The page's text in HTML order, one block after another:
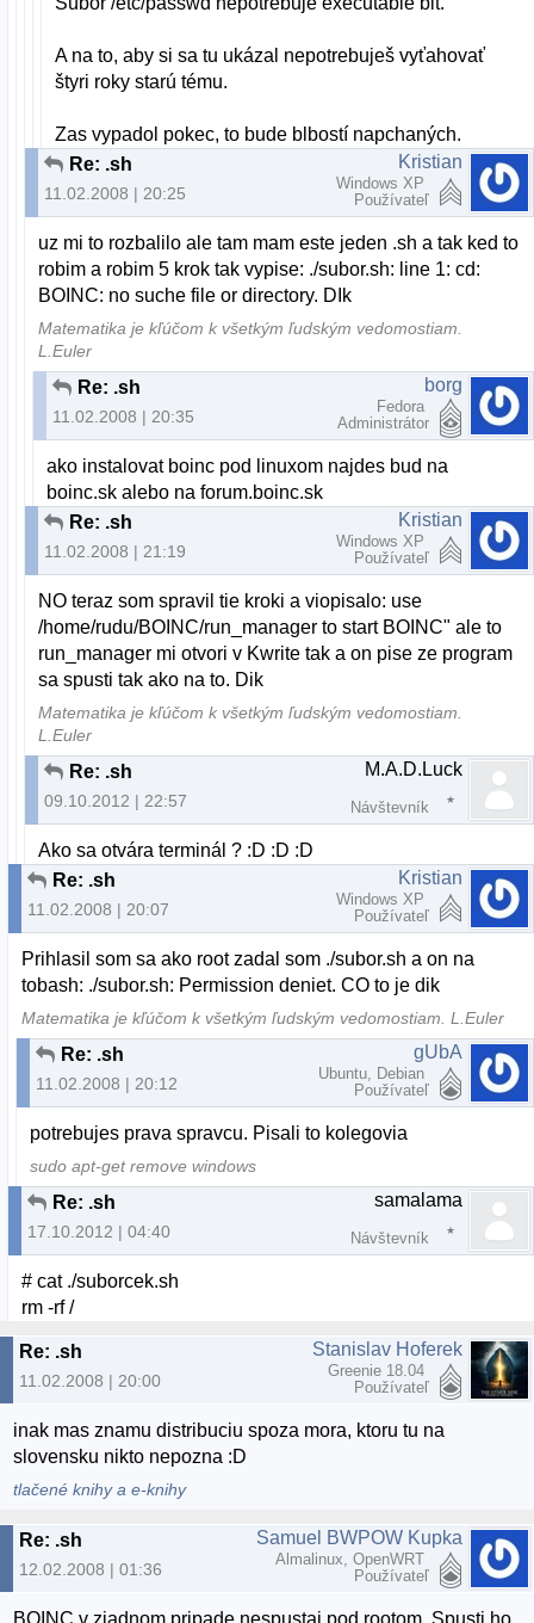
A na to, aby si sa tu ukázal nepotrebuješ vyťahovať
štyri roky starú tému.
Zas vypadol pokec, to bude blbostí napchaných.
Re: .sh
11.02.2008 | 20:25
Kristian
Windows XP
Používateľ
uz mi to rozbalilo ale tam mam este jeden .sh a tak ked to
robim a robim 5 krok tak vypise: ./subor.sh: line 1: cd:
BOINC: no suche file or directory. DIk
Matematika je kľúčom k všetkým ľudským vedomostiam.
L.Euler
Re: .sh
11.02.2008 | 20:35
borg
Fedora
Administrátor
ako instalovat boinc pod linuxom najdes bud na
boinc.sk alebo na forum.boinc.sk
Re: .sh
11.02.2008 | 21:19
Kristian
Windows XP
Používateľ
NO teraz som spravil tie kroki a viopisalo: use
/home/rudu/BOINC/run_manager to start BOINC" ale to
run_manager mi otvori v Kwrite tak a on pise ze program
sa spusti tak ako na to. Dik
Matematika je kľúčom k všetkým ľudským vedomostiam.
L.Euler
Re: .sh
09.10.2012 | 22:57
M.A.D.Luck
Návštevník
Ako sa otvára terminál ? :D :D :D
Re: .sh
11.02.2008 | 20:07
Kristian
Windows XP
Používateľ
Prihlasil som sa ako root zadal som ./subor.sh a on na
tobash: ./subor.sh: Permission deniet. CO to je dik
Matematika je kľúčom k všetkým ľudským vedomostiam. L.Euler
Re: .sh
11.02.2008 | 20:12
gUbA
Ubuntu, Debian
Používateľ
potrebujes prava spravcu. Pisali to kolegovia
sudo apt-get remove windows
Re: .sh
17.10.2012 | 04:40
samalama
Návštevník
# cat ./suborcek.sh
rm -rf /
Re: .sh
11.02.2008 | 20:00
Stanislav Hoferek
Greenie 18.04
Používateľ
inak mas znamu distribuciu spoza mora, ktoru tu na
slovensku nikto nepozna :D
tlačené knihy a e-knihy
Re: .sh
12.02.2008 | 01:36
Samuel BWPOW Kupka
Almalinux, OpenWRT
Používateľ
BOINC v ziadnom pripade nespustaj pod rootom. Spusti ho